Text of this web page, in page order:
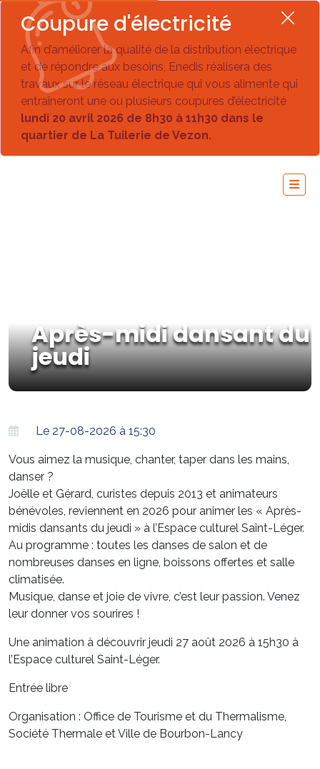
Coupure d'électricité
Afin d’améliorer la qualité de la distribution électrique
et de répondre aux besoins, Enedis réalisera des
travaux sur le réseau électrique qui vous alimente qui
entraîneront une ou plusieurs coupures d’électricité
lundi 20 avril 2026 de 8h30 à 11h30 dans le
quartier de La Tuilerie de Vezon.
Après-midi dansant du
jeudi
Le 27-08-2026 à 15:30
Vous aimez la musique, chanter, taper dans les mains,
danser ?
Joëlle et Gérard, curistes depuis 2013 et animateurs
bénévoles, reviennent en 2026 pour animer les « Après-
midis dansants du jeudi » à l’Espace culturel Saint-Léger.
Au programme : toutes les danses de salon et de
nombreuses danses en ligne, boissons offertes et salle
climatisée.
Musique, danse et joie de vivre, c’est leur passion. Venez
leur donner vos sourires !
Une animation à découvrir jeudi 27 août 2026 à 15h30 à
l’Espace culturel Saint-Léger.
Entrée libre
Organisation : Office de Tourisme et du Thermalisme,
Société Thermale et Ville de Bourbon-Lancy